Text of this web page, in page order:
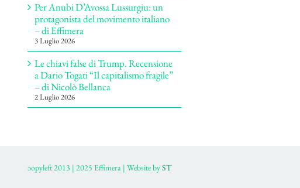
Per Anubi D’Avossa Lussurgiu: un
protagonista del movimento italiano
– di Effimera
3 Luglio 2026
Le chiavi false di Trump. Recensione
a Dario Togati “Il capitalismo fragile”
– di Nicolò Bellanca
2 Luglio 2026
ɔopyleft 2013 | 2025 Effimera | Website byST